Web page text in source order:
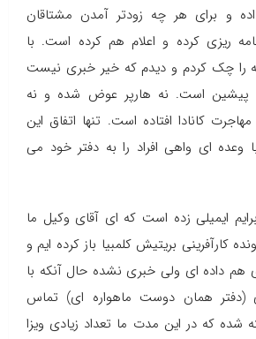
داده و برای هر چه زودتر آمدن مشتاقان
ریزی کرده و اعلام هم کرده است. با
را چک کردم و دیدم که خیر خبری نیست
پیشین است. نه هارپر عوض شده و نه
کانادا افتاده است. تنها اتفاق این
ای واهی افراد را به دفتر خود می
ایمیلی زده است که ای آقای وکیل ما
کارآفرینی بریتیش کلمبیا باز کرده ایم و
هم داده ای ولی خبری نشده حال آنکه با
(دفتر همان دوست ماهواره ای) تماس
شده که در این مدت ما تعداد زیادی ویزا